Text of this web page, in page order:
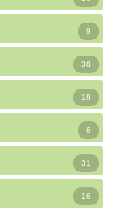
9
38
18
6
31
16